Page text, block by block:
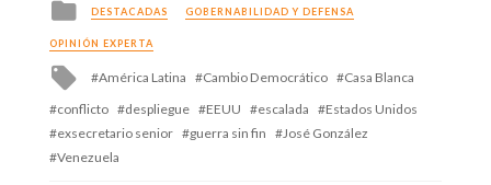
in
DESTACADAS GOBERNABILIDAD Y DEFENSA
OPINIÓN EXPERTA
Tagged
América Latina Cambio Democrático
Casa Blanca
conflicto
despliegue EEUU escalada
Estados Unidos
exsecretario senior
guerra sin fin
José González
Venezuela